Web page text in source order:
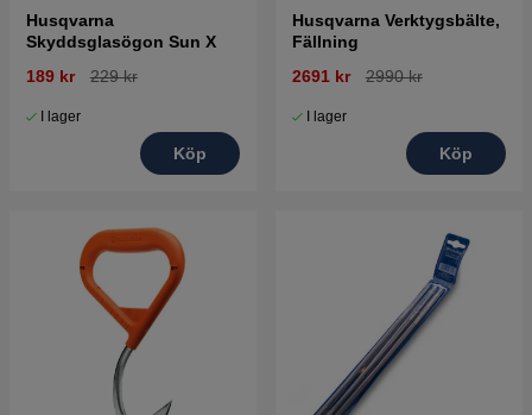
Husqvarna
Skyddsglasögon Sun X
189 kr
229 kr
I lager
Köp
Husqvarna Verktygsbälte,
Fällning
2691 kr
2990 kr
I lager
Köp